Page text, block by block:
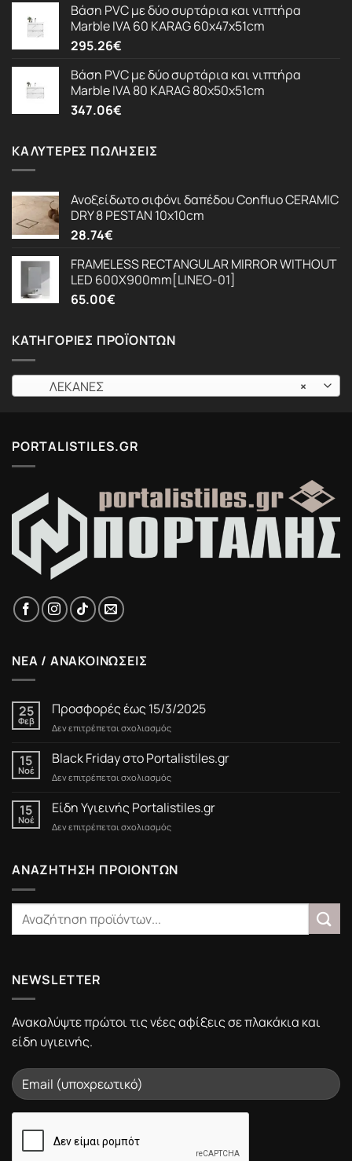
Βάση PVC με δύο συρτάρια και νιπτήρα
Marble IVA 60 KARAG 60x47x51cm
295.26€
Βάση PVC με δύο συρτάρια και νιπτήρα
Marble IVA 80 KARAG 80x50x51cm
347.06€
ΚΑΛΎΤΕΡΕΣ ΠΩΛΉΣΕΙΣ
Ανοξείδωτο σιφόνι δαπέδου Confluo CERAMIC
DRY 8 PESTAN 10x10cm
28.74€
FRAMELESS RECTANGULAR MIRROR WITHOUT
LED 600X900mm[LINEO-01]
65.00€
ΚΑΤΗΓΟΡΊΕΣ ΠΡΟΪΌΝΤΩΝ
×
ΛΕΚΑΝΕΣ
PORTALISTILES.GR
ΝΕΑ / ΑΝΑΚΟΙΝΩΣΕΙΣ
25
Φεβ
Προσφορές έως 15/3/2025
Δεν επιτρέπεται σχολιασμόςστο
έως
15/3/2025
15
Νοέ
Black Friday στο Portalistiles.gr
Δεν επιτρέπεται σχολιασμόςστο
Friday
στο
Portalistiles.gr
15
Νοέ
Είδη Υγιεινής Portalistiles.gr
Δεν επιτρέπεται σχολιασμόςστο
Portalistiles.gr
ΑΝΑΖΗΤΗΣΗ ΠΡΟΙΟΝΤΩΝ
NEWSLETTER
Ανακαλύψτε πρώτοι τις νέες αφίξεις σε πλακάκια και
είδη υγιεινής.